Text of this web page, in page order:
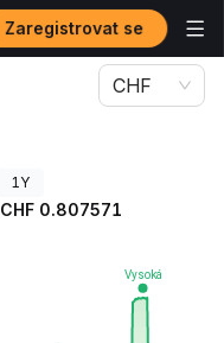
Zaregistrovat se
CHF
1Y
CHF 0.807571